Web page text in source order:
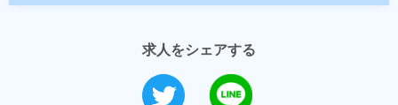
求人をシェアする